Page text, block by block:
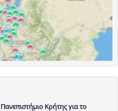
Κρήτης για το